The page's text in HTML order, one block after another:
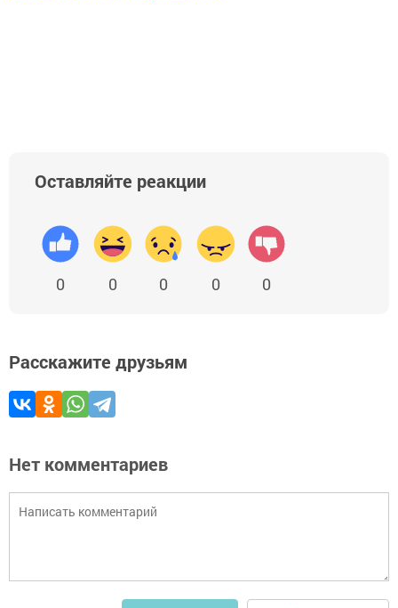
Оставляйте реакции
0 0 0 0 0
Расскажите друзьям
Нет комментариев